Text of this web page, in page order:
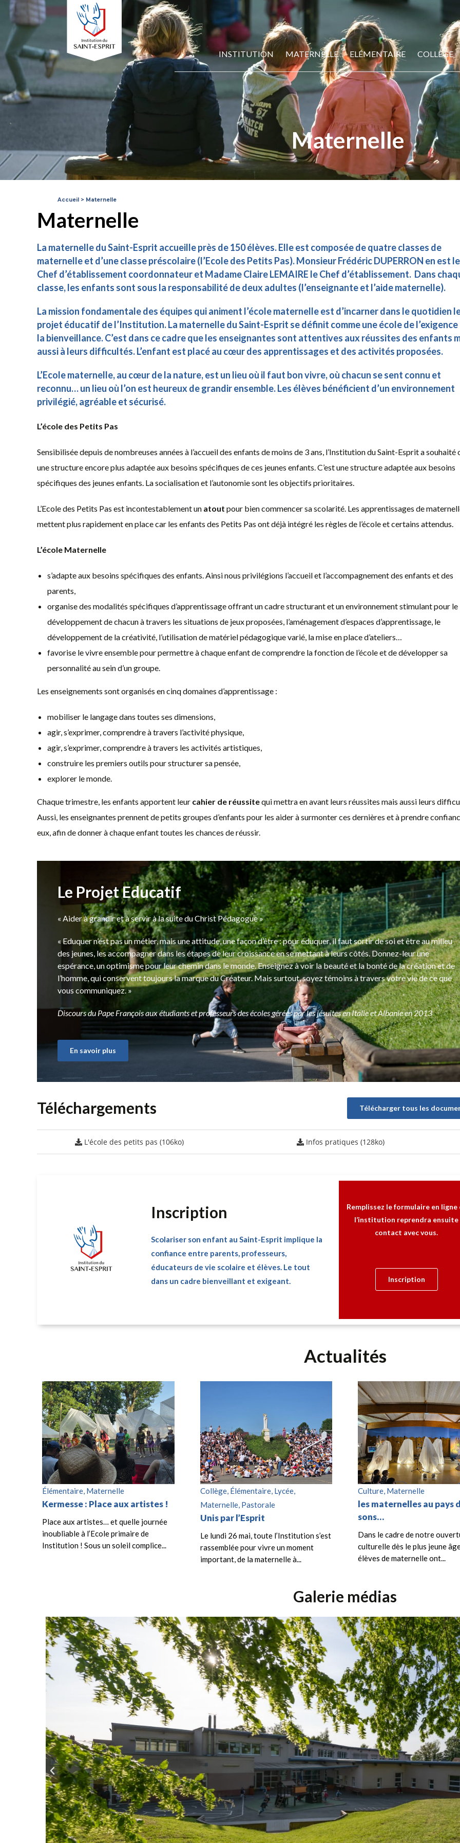
INSTITUTION MATERNELLE ELÉMENTAIRE COLLÈGE
Maternelle
Accueil > Maternelle
Maternelle
La maternelle du Saint-Esprit accueille près de 150 élèves. Elle est composée de quatre classes de
maternelle et d’une classe préscolaire (l’Ecole des Petits Pas). Monsieur Frédéric DUPERRON en est le
Chef d’établissement coordonnateur et Madame Claire LEMAIRE le Chef d’établissement. Dans
classe, les enfants sont sous la responsabilité de deux adultes (l’enseignante et l’aide maternelle).
La mission fondamentale des équipes qui animent l’école maternelle est d’incarner dans le quotidien
projet éducatif de l’Institution. La maternelle du Saint-Esprit se définit comme une école del’exigence
la bienveillance.C’est dans ce cadre que les enseignantes sont attentives aux réussites des enfants
aussi à leurs difficultés. L’enfant est placé au cœur des apprentissages et des activités proposées.
L’Ecole maternelle, au cœur de la nature, est un lieu où il faut bon vivre, où chacun se sent connu et
reconnu… un lieu où l’on est heureux de grandir ensemble. Les élèves bénéficient d’un environnement
privilégié, agréable et sécurisé.
L’école des Petits Pas
Sensibilisée depuis de nombreuses années à l’accueil des enfants de moins de 3 ans, l’Institution du Saint-Esprit a souhaité
une structure encore plus adaptée aux besoins spécifiques de ces jeunes enfants. C’est une structure adaptée aux besoins
spécifiques des jeunes enfants. La socialisation et l’autonomie sont les objectifs prioritaires.
L’Ecole des Petits Pas est incontestablement un atout pour bien commencer sa scolarité. Les apprentissages de
mettent plus rapidement en place car les enfants des Petits Pas ont déjà intégré les règles de l’école et certains attendus.
L’école Maternelle
s’adapte aux besoins spécifiques des enfants. Ainsi nous privilégions l’accueil et l’accompagnement des enfants et des
parents,
organise des modalités spécifiques d’apprentissage offrant un cadre structurant et un environnement stimulant pour le
développement de chacun à travers les situations de jeux proposées, l’aménagement d’espaces d’apprentissage, le
développement de la créativité, l’utilisation de matériel pédagogique varié, la mise en place d’ateliers…
favorise le vivre ensemble pour permettre à chaque enfant de comprendre la fonction de l’école et de développer sa
personnalité au sein d’un groupe.
Les enseignements sont organisés en cinq domaines d’apprentissage :
mobiliser le langage dans toutes ses dimensions,
agir, s’exprimer, comprendre à travers l’activité physique,
agir, s’exprimer, comprendre à travers les activités artistiques,
construire les premiers outils pour structurer sa pensée,
explorer le monde.
Chaque trimestre, les enfants apportent leur cahier de réussitequi mettra en avant leurs réussites mais aussi leurs
Aussi, les enseignantes prennent de petits groupes d’enfants pour les aider à surmonter ces dernières et à prendre
eux, afin de donner à chaque enfant toutes les chances de réussir.
Le Projet Educatif
« Aider à grandir et à servir à la suite du Christ Pédagogue »
« Eduquer n’est pas un métier, mais une attitude, une façon d’être : pour éduquer, il faut sortir de soi et être au milieu
des jeunes, les accompagner dans les étapes de leur croissance en se mettant à leurs côtés. Donnez-leur une
espérance, un optimisme pour leur chemin dans le monde. Enseignez à voir la beauté et la bonté de la création et de
l’homme, qui conservent toujours la marque du Créateur. Mais surtout, soyez témoins à travers votre vie de ce que
vous communiquez. »
Discours du Pape François aux étudiants et professeurs des écoles gérées par les jésuites en Italie et Albanie en 2013
En savoir plus
Téléchargements Télécharger tous les
L'école des petits pas (106ko) Infos pratiques (128ko)
Inscription
Scolariser son enfant au Saint-Esprit implique la
confiance entre parents, professeurs,
éducateurs de vie scolaire et élèves. Le tout
dans un cadre bienveillant et exigeant.
Remplissez le formulaire en ligne
l’institution reprendra ensuite
contact avec vous.
Inscription
Actualités
Élémentaire, Maternelle
Kermesse : Place aux artistes !
Place aux artistes… et quelle journée
inoubliable à l’Ecole primaire de
Institution ! Sous un soleil complice...
Collège, Élémentaire, Lycée,
Maternelle, Pastorale
Unis par l’Esprit
Le lundi 26 mai, toute l’Institution s’est
rassemblée pour vivre un moment
important, de la maternelle à...
Culture, Maternelle
les maternelles au pays
sons…
Dans le cadre de notre
culturelle dès le plus jeune
élèves de maternelle ont...
Galerie médias